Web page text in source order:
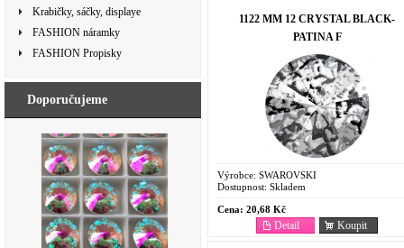
Krabičky, sáčky, displaye
FASHION náramky
FASHION Propisky
Doporučujeme
1122 MM 12 CRYSTAL BLACK-
PATINA F
Výrobce: SWAROVSKI
Dostupnost: Skladem
Cena: 20,68 Kč
Koupit
Detail